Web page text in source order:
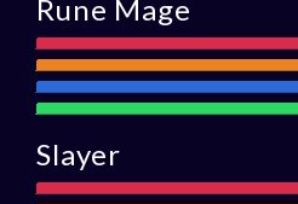
Rune Mage
Hỗ
Slayer